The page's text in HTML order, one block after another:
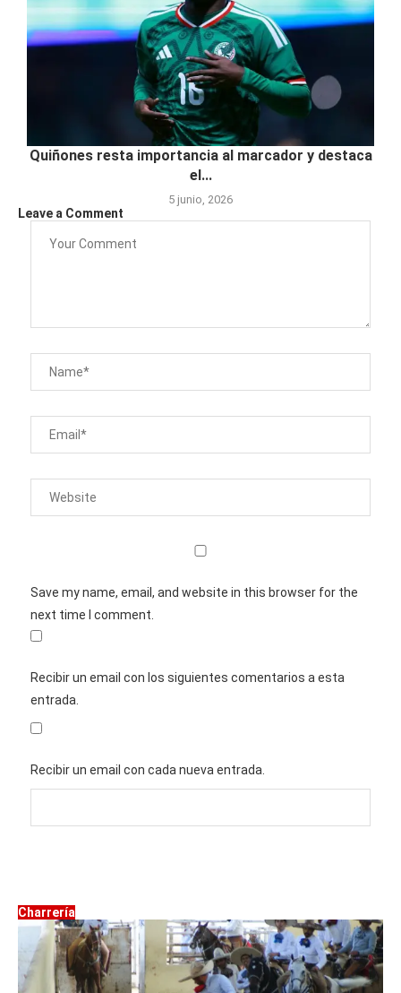
Quiñones resta importancia al marcador y destaca
el...
5 junio, 2026
Leave a Comment
Save my name, email, and website in this browser for the
next time I comment.
Recibir un email con los siguientes comentarios a esta
entrada.
Recibir un email con cada nueva entrada.
Charrería